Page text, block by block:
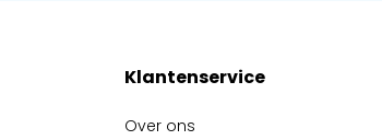
Klantenservice
Over ons